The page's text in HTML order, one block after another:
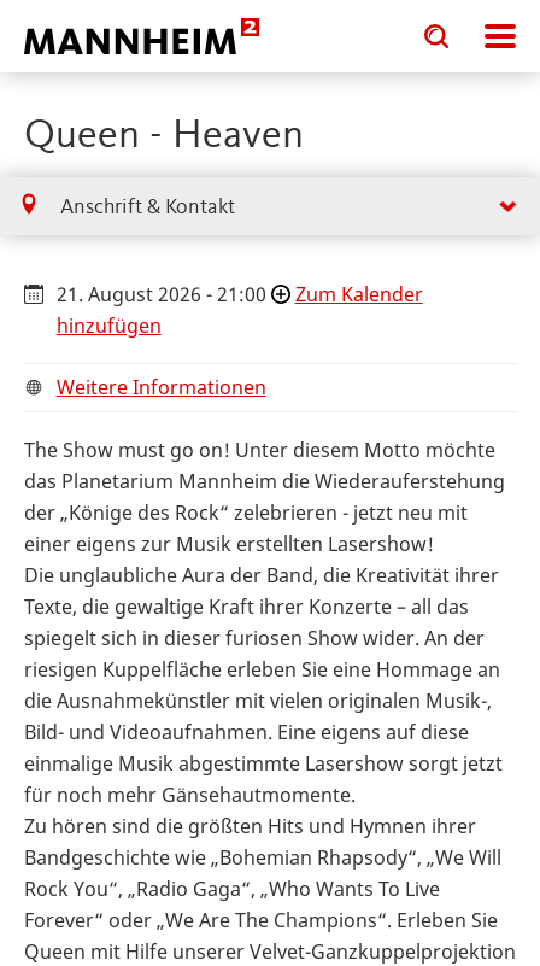
Toggle
search
input
Toggle
search
input
Queen - Heaven
Anschrift & Kontakt
21. August 2026 - 21:00
Zum Kalender
hinzufügen
Weitere Informationen
The Show must go on! Unter diesem Motto möchte
das Planetarium Mannheim die Wiederauferstehung
der „Könige des Rock“ zelebrieren - jetzt neu mit
einer eigens zur Musik erstellten Lasershow!
Die unglaubliche Aura der Band, die Kreativität ihrer
Texte, die gewaltige Kraft ihrer Konzerte – all das
spiegelt sich in dieser furiosen Show wider. An der
riesigen Kuppelfläche erleben Sie eine Hommage an
die Ausnahmekünstler mit vielen originalen Musik-,
Bild- und Videoaufnahmen. Eine eigens auf diese
einmalige Musik abgestimmte Lasershow sorgt jetzt
für noch mehr Gänsehautmomente.
Zu hören sind die größten Hits und Hymnen ihrer
Bandgeschichte wie „Bohemian Rhapsody“, „We Will
Rock You“, „Radio Gaga“, „Who Wants To Live
Forever“ oder „We Are The Champions“. Erleben Sie
Queen mit Hilfe unserer Velvet-Ganzkuppelprojektion